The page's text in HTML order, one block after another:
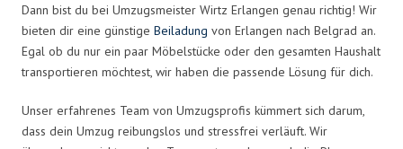
Dann bist du bei Umzugsmeister Wirtz Erlangen genau richtig! Wir
bieten dir eine günstige Beiladung von Erlangen nach Belgrad an.
Egal ob du nur ein paar Möbelstücke oder den gesamten Haushalt
transportieren möchtest, wir haben die passende Lösung für dich.
Unser erfahrenes Team von Umzugsprofis kümmert sich darum,
dass dein Umzug reibungslos und stressfrei verläuft. Wir